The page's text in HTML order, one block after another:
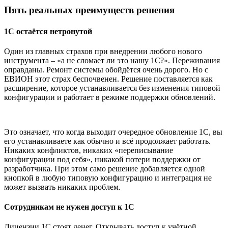
Пять реальных преимуществ решения
1С остаётся нетронутой
Один из главных страхов при внедрении любого нового
инструмента – «а не сломает ли это нашу 1С?». Переживания
оправданы. Ремонт системы обойдётся очень дорого. Но с
ЕВИОН этот страх беспочвенен. Решение поставляется как
расширение, которое устанавливается без изменения типовой
конфигурации и работает в режиме поддержки обновлений.
Это означает, что когда выходит очередное обновление 1С, вы
его устанавливаете как обычно и всё продолжает работать.
Никаких конфликтов, никаких «переписывание
конфигурации под себя», никакой потери поддержки от
разработчика. При этом само решение добавляется одной
кнопкой в любую типовую конфигурацию и интеграция не
может вызвать никаких проблем.
Сотрудникам не нужен доступ к 1С